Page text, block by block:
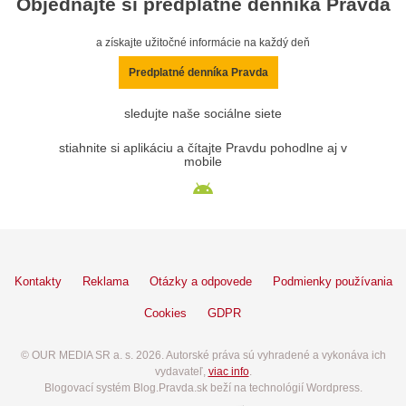
a získajte užitočné informácie na každý deň
Predplatné denníka Pravda
sledujte naše sociálne siete
stiahnite si aplikáciu a čítajte Pravdu pohodlne aj v
mobile
Kontakty Reklama Otázky a odpovede Podmienky používania
Cookies GDPR
© OUR MEDIA SR a. s. 2026. Autorské práva sú vyhradené a vykonáva ich
vydavateľ, viac info.
Blogovací systém Blog.Pravda.sk beží na technológií Wordpress.